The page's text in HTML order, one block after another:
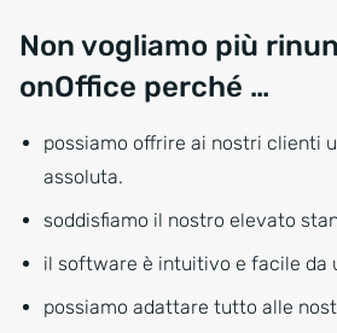
Non vogliamo più
onOffice perché …
possiamo offrire ai nostri clienti
assoluta.
soddisfiamo il nostro elevato
il software è intuitivo e facile da
possiamo adattare tutto alle